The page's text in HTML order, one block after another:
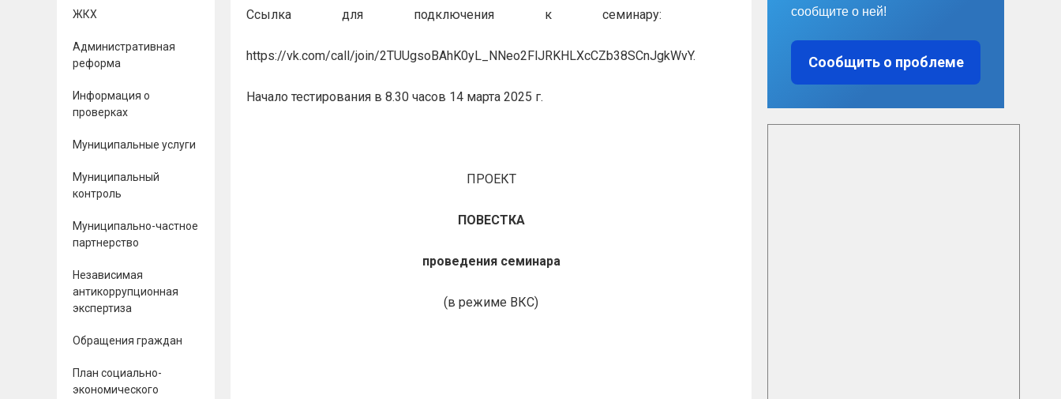
ЖКХ
Административная
реформа
Информация о
проверках
Муниципальные услуги
Муниципальный
контроль
Муниципально-частное
партнерство
Независимая
антикоррупционная
экспертиза
Обращения граждан
План социально-
экономического
Ссылка для подключения к семинару:
https://vk.com/call/join/2TUUgsoBAhK0yL_NNeo2FlJRKHLXcCZb38SCnJgkWvY.
Начало тестирования в 8.30 часов 14 марта 2025 г.
ПРОЕКТ
ПОВЕСТКА
проведения семинара
(в режиме ВКС)
сообщите о ней!
Сообщить о проблеме